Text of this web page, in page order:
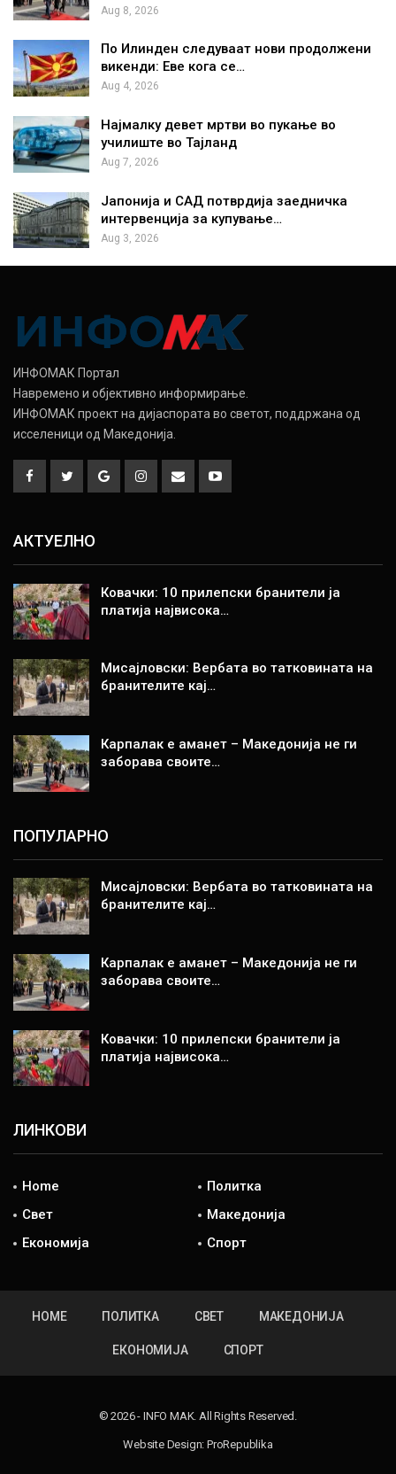
Aug 8, 2026
По Илинден следуваат нови продолжени
викенди: Еве кога се…
Aug 4, 2026
Најмалку девет мртви во пукање во
училиште во Тајланд
Aug 7, 2026
Јапонија и САД потврдија заедничка
интервенција за купување…
Aug 3, 2026
ИНФОМАК Портал
Навремено и објективно информирање.
ИНФОМАК проект на дијаспората во светот, поддржана од
исселеници од Македонија.
АКТУЕЛНО
Ковачки: 10 прилепски бранители ја
платија највисока…
Мисајловски: Вербата во татковината на
бранителите кај…
Карпалак е аманет – Македонија не ги
заборава своите…
ПОПУЛАРНО
Мисајловски: Вербата во татковината на
бранителите кај…
Карпалак е аманет – Македонија не ги
заборава своите…
Ковачки: 10 прилепски бранители ја
платија највисока…
ЛИНКОВИ
Home
Политка
Свет
Македонија
Економија
Спорт
HOME ПОЛИТКА СВЕТ МАКЕДОНИЈА
ЕКОНОМИЈА СПОРТ
© 2026 - INFO MAK. All Rights Reserved.
Website Design:ProRepublika